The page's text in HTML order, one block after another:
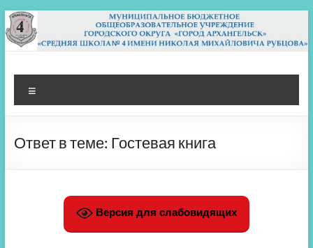
Перейти
к
содержимому
МБОУ СШ 4
Архангельск
Ответ в теме: Гостевая книга
Версия для слабовидящих